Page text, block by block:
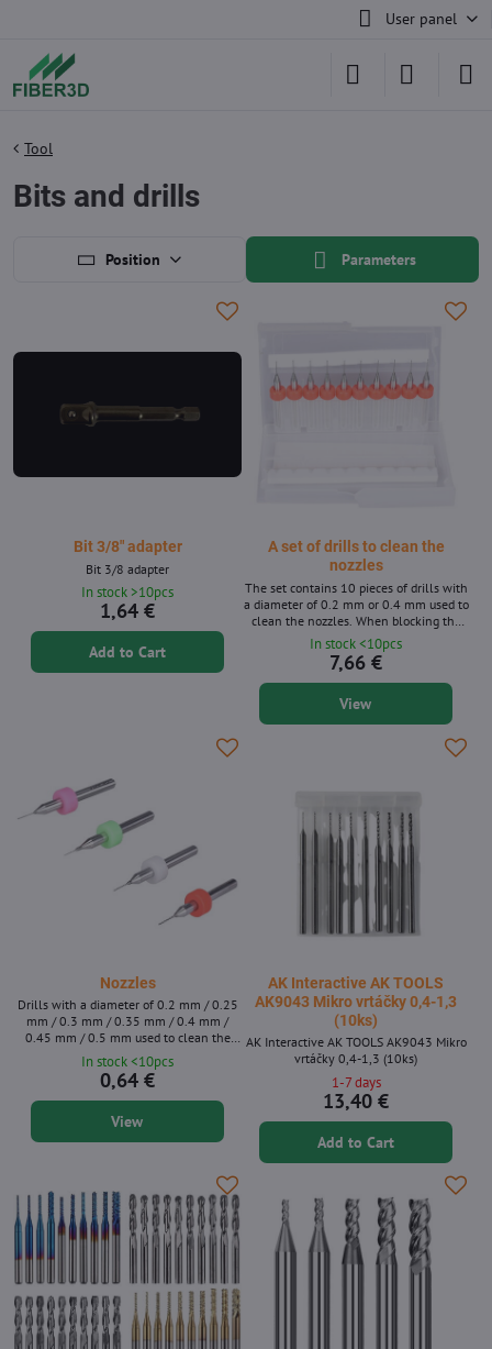
User panel
Tool
Bits and drills
Position Parameters
Bit 3/8" adapter
Bit 3/8 adapter
In stock >10pcs
1,64 €
Add to Cart
A set of drills to clean the
nozzles
The set contains 10 pieces of drills with
a diameter of 0.2 mm or 0.4 mm used to
clean the nozzles. When blocking the
nozzle, heat it to about 200 ° C and then
clean the clockwise with a gentle
circular movements with a drill.
In stock <10pcs
7,66 €
View
Nozzles
Drills with a diameter of 0.2 mm / 0.25
mm / 0.3 mm / 0.35 mm / 0.4 mm /
0.45 mm / 0.5 mm used to clean the
nozzles. When blocking the nozzle, heat
it to about 200 ° C and then clean the
clockwise with a gentle circular
movements with a drill.
In stock <10pcs
0,64 €
View
AK Interactive AK TOOLS
AK9043 Mikro vrtáčky 0,4-1,3
(10ks)
AK Interactive AK TOOLS AK9043 Mikro
vrtáčky 0,4-1,3 (10ks)
1-7 days
13,40 €
Add to Cart